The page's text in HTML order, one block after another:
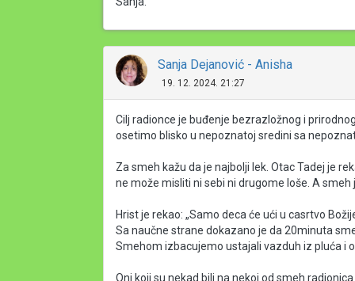
Sanja Dejanović - Anisha
19. 12. 2024. 21:27
Cilj radionce je buđenje bezrazložnog i
osetimo blisko u nepoznatoj sredini sa
Za smeh kažu da je najbolji lek. Otac Tadej je
ne može misliti ni sebi ni drugome loše. A
Hrist je rekao: „Samo deca će ući u casrtvo
Sa naučne strane dokazano je da 20minuta
Smehom izbacujemo ustajali vazduh iz pluća i
Oni koji su nekad bili na nekoj od smeh